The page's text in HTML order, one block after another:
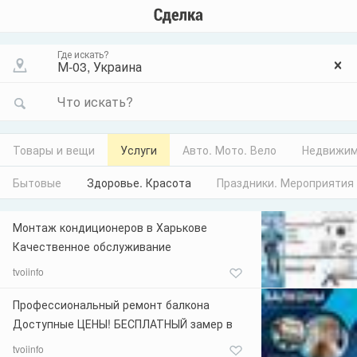
Где искать?
Что искать?
Товары и вещи Услуги Авто. Мото. Вело
Бытовые Здоровье. Красота Праздники. Мероприятия
Монтаж кондиционеров в Харькове
Качественное обслуживание
кондиционеров в Харькове на высоком
быстрый монтаж, установка и демонтаж
товара по низкой цене. Сложность
выполняемых работ при установке
tvoiinfo
Профессиональный ремонт балкона
Доступные ЦЕНЫ! БЕСПЛАТНЫЙ замер в
черте города. НАШИ УСЛУГИ:
tvoiinfo